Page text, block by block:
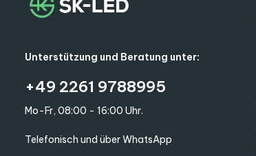
Unterstützung und Beratung unter:
+49 2261 9788995
Mo-Fr, 08:00 - 16:00 Uhr.
Telefonisch und über WhatsApp